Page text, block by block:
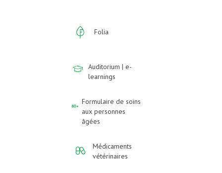
Folia
Auditorium | e-
learnings
Formulaire de soins
aux personnes
âgées
Médicaments
vétérinaires